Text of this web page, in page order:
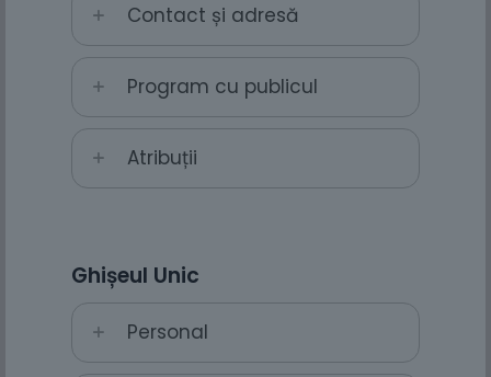
Contact și adresă
Program cu publicul
Atribuții
Ghișeul Unic
Personal